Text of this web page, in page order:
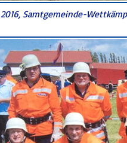
2016, Samtgemeinde-